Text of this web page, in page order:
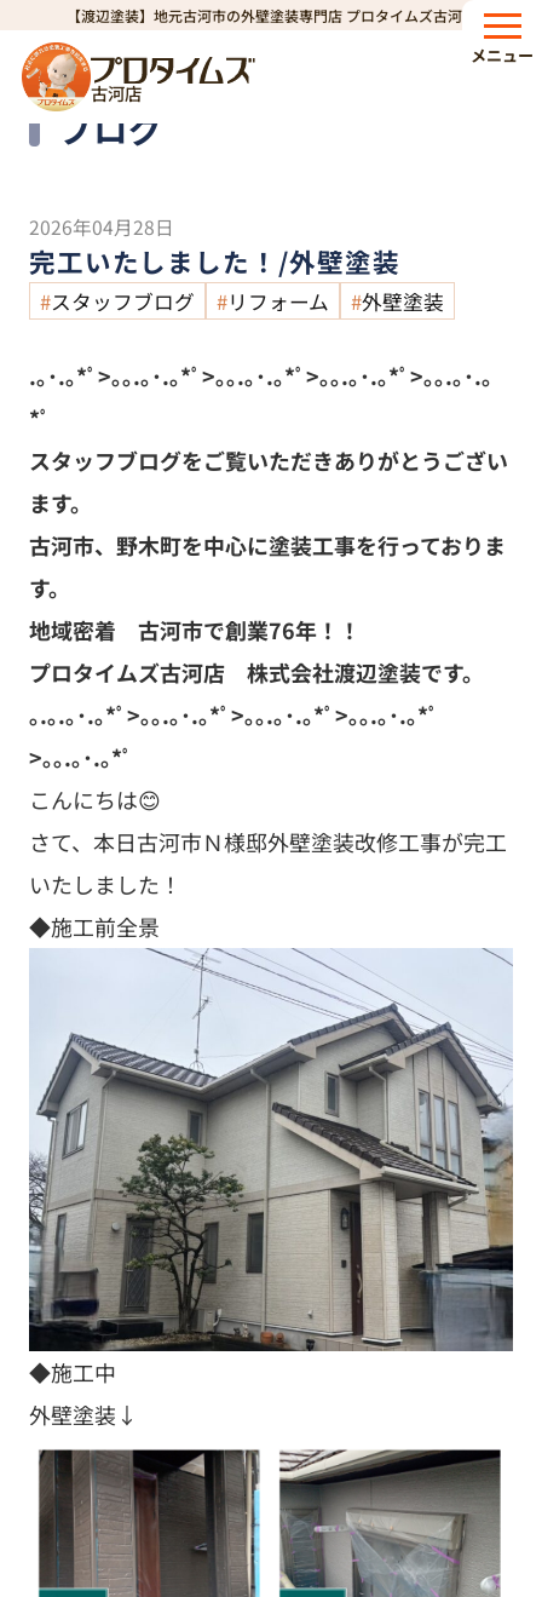
【渡辺塗装】地元古河市の外壁塗装専門店 プロタイムズ古河店
古河店
メニュー
HOME>ブログ> 完工いたしました！/外壁塗装
ブログ
Blog
2026年04月28日
完工いたしました！/外壁塗装
スタッフブログ リフォーム 外壁塗装
.｡･.｡*ﾟ>｡｡.｡･.｡*ﾟ>｡｡.｡･.｡*ﾟ>｡｡.｡･.｡*ﾟ>｡｡.｡･.｡
*ﾟ
スタッフブログをご覧いただきありがとうござい
ます。
古河市、野木町を中心に塗装工事を行っておりま
す。
地域密着 古河市で創業76年！！
プロタイムズ古河店 株式会社渡辺塗装です。
｡.｡.｡･.｡*ﾟ>｡｡.｡･.｡*ﾟ>｡｡.｡･.｡*ﾟ>｡｡.｡･.｡*ﾟ
>｡｡.｡･.｡*ﾟ
こんにちは😊
さて、本日古河市Ｎ様邸外壁塗装改修工事が完工
いたしました！
◆施工前全景
◆施工中
外壁塗装↓